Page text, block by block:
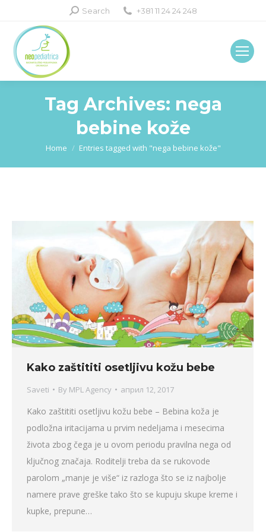
Search:
Search +381 11 24 24 248
Tag Archives: nega
bebine kože
You are here:
Home Entries tagged with "nega bebine kože"
Kako zaštititi osetljivu kožu bebe
Saveti By MPL Agency април 12, 2017
Kako zaštititi osetljivu kožu bebe – Bebina koža je
podložna iritacijama u prvim nedeljama i mesecima
života zbog čega je u ovom periodu pravilna nega od
ključnog značaja. Roditelji treba da se rukovode
parolom „manje je više“ iz razloga što se iz najbolje
namere prave greške tako što se kupuju skupe kreme i
kupke, prepune…